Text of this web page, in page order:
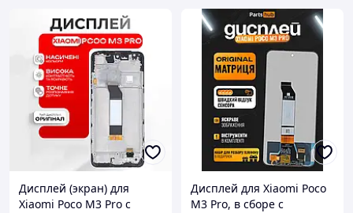
Дисплей (экран) для
Xiaomi Poco M3 Pro с
Дисплей для Xiaomi Poco
M3 Pro, в сборе с